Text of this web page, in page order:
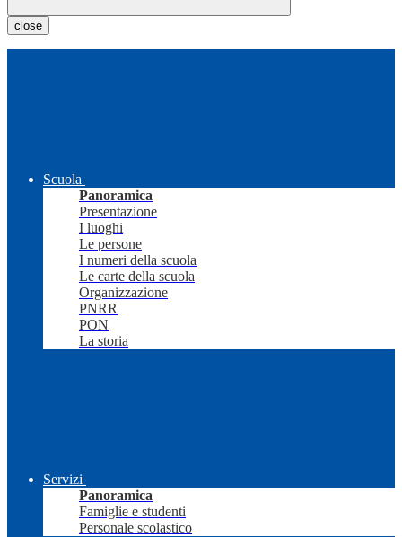
close
Scuola
Panoramica
Presentazione
I luoghi
Le persone
I numeri della scuola
Le carte della scuola
Organizzazione
PNRR
PON
La storia
Servizi
Panoramica
Famiglie e studenti
Personale scolastico